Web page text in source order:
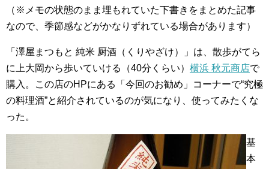
（※メモの状態のまま埋もれていた下書きをまとめた記事
なので、季節感などがかなりずれている場合があります）
「澤屋まつもと 純米 厨酒（くりやざけ）」は、散歩がてら
に上大岡から歩いていける（40分くらい） 横浜 秋元商店で
購入。この店のHPにある「今回のお勧め」コーナーで“究極
の料理酒”と紹介されているのが気になり、使ってみたくな
った。
基
本